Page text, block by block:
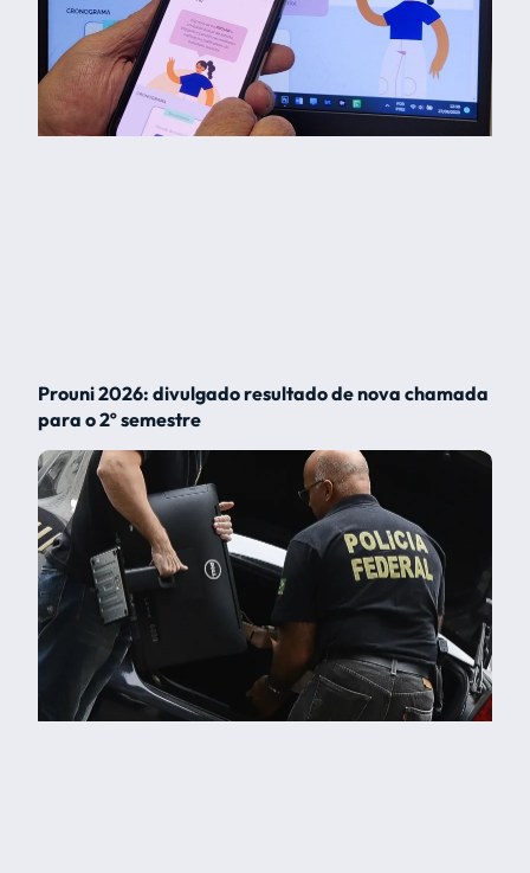
Prouni 2026: divulgado resultado de nova chamada
para o 2º semestre